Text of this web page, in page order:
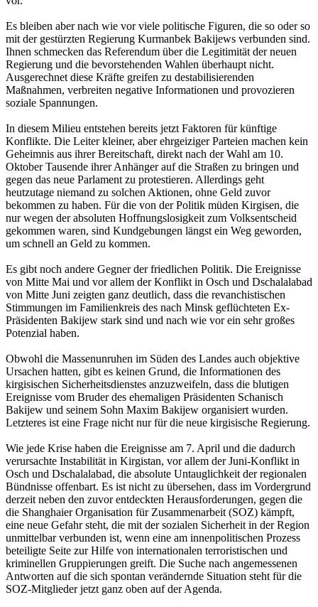
Es bleiben aber nach wie vor viele politische Figuren, die so oder so
mit der gestürzten Regierung Kurmanbek Bakijews verbunden sind.
Ihnen schmecken das Referendum über die Legitimität der neuen
Regierung und die bevorstehenden Wahlen überhaupt nicht.
Ausgerechnet diese Kräfte greifen zu destabilisierenden
Maßnahmen, verbreiten negative Informationen und provozieren
soziale Spannungen.
In diesem Milieu entstehen bereits jetzt Faktoren für künftige
Konflikte. Die Leiter kleiner, aber ehrgeiziger Parteien machen kein
Geheimnis aus ihrer Bereitschaft, direkt nach der Wahl am 10.
Oktober Tausende ihrer Anhänger auf die Straßen zu bringen und
gegen das neue Parlament zu protestieren. Allerdings geht
heutzutage niemand zu solchen Aktionen, ohne Geld zuvor
bekommen zu haben. Für die von der Politik müden Kirgisen, die
nur wegen der absoluten Hoffnungslosigkeit zum Volksentscheid
gekommen waren, sind Kundgebungen längst ein Weg geworden,
um schnell an Geld zu kommen.
Es gibt noch andere Gegner der friedlichen Politik. Die Ereignisse
von Mitte Mai und vor allem der Konflikt in Osch und Dschalalabad
von Mitte Juni zeigten ganz deutlich, dass die revanchistischen
Stimmungen im Familienkreis des nach Minsk geflüchteten Ex-
Präsidenten Bakijew stark sind und nach wie vor ein sehr großes
Potenzial haben.
Obwohl die Massenunruhen im Süden des Landes auch objektive
Ursachen hatten, gibt es keinen Grund, die Informationen des
kirgisischen Sicherheitsdienstes anzuzweifeln, dass die blutigen
Ereignisse vom Bruder des ehemaligen Präsidenten Schanisch
Bakijew und seinem Sohn Maxim Bakijew organisiert wurden.
Letzteres ist eine Frage nicht nur für die neue kirgisische Regierung.
Wie jede Krise haben die Ereignisse am 7. April und die dadurch
verursachte Instabilität in Kirgistan, vor allem der Juni-Konflikt in
Osch und Dschalalabad, die absolute Untauglichkeit der regionalen
Bündnisse offenbart. Es ist nicht zu übersehen, dass im Vordergrund
derzeit neben den zuvor entdeckten Herausforderungen, gegen die
die Shanghaier Organisation für Zusammenarbeit (SOZ) kämpft,
eine neue Gefahr steht, die mit der sozialen Sicherheit in der Region
unmittelbar verbunden ist, wenn eine am innenpolitischen Prozess
beteiligte Seite zur Hilfe von internationalen terroristischen und
kriminellen Gruppierungen greift. Die Suche nach angemessenen
Antworten auf die sich spontan verändernde Situation steht für die
SOZ-Mitglieder jetzt ganz oben auf der Agenda.